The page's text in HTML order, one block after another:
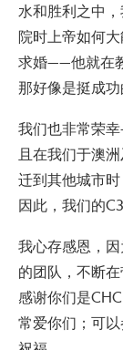
水和胜利之中
院时上帝如何
求婚——他就在
那好像是挺成功
我们也非常荣
且在我们于澳
迁到其他城市
因此，我们的
我心存感恩，
的团队，不断
感谢你们是
常爱你们；可